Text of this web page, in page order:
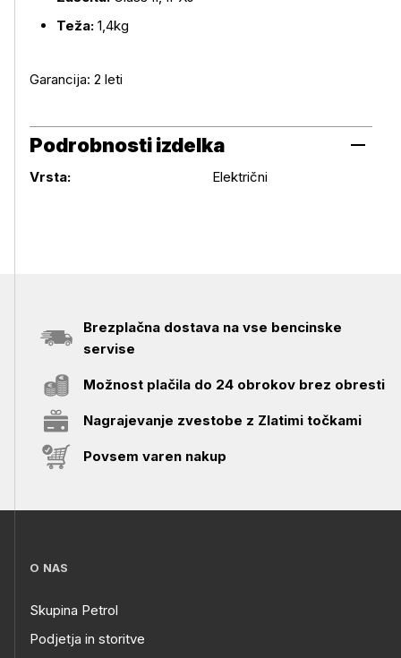
Teža: 1,4kg
Garancija: 2 leti
Podrobnosti izdelka
Podrobnosti izdelka
Vrsta: Električni
Brezplačna dostava na vse bencinske
servise
Možnost plačila do 24 obrokov brez obresti
Nagrajevanje zvestobe z Zlatimi točkami
Povsem varen nakup
O NAS
Skupina Petrol
Podjetja in storitve